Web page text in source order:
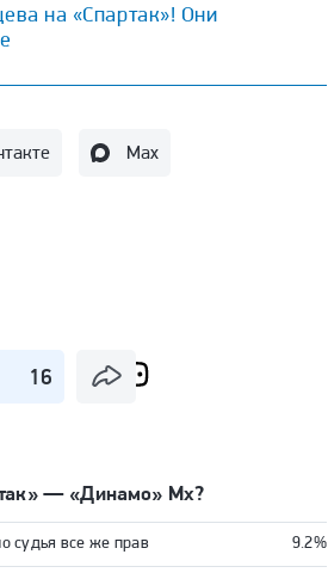
на «Спартак»! Они
Max
16
— «Динамо» Мх?
судья все же прав 9.2%